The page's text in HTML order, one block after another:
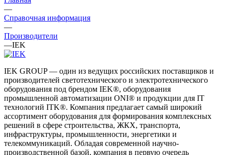
—
Справочная информация
—
Производители
—IEK
IEK GROUP — один из ведущих российских поставщиков и
производителей светотехнического и электротехнического
оборудования под брендом IEK®, оборудования
промышленной автоматизации ONI® и продукции для IT
технологий ITK®. Компания предлагает самый широкий
ассортимент оборудования для формирования комплексных
решений в сфере строительства, ЖКХ, транспорта,
инфраструктуры, промышленности, энергетики и
телекоммуникаций. Обладая современной научно-
производственной базой, компания в первую очередь